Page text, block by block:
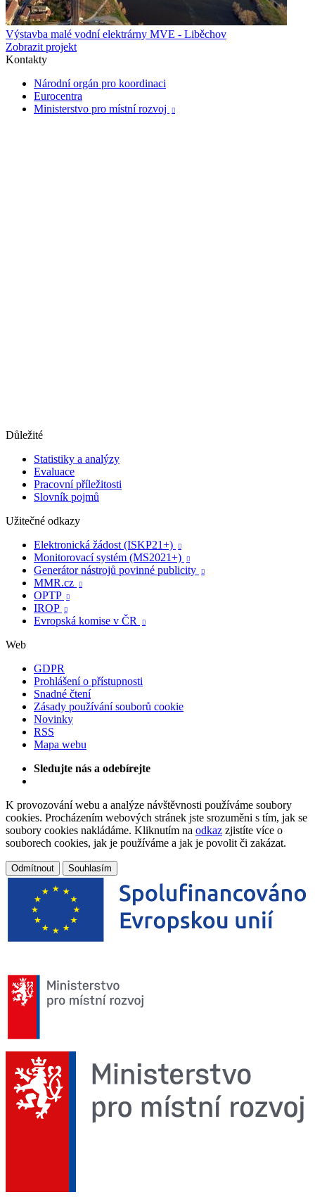
Výstavba malé vodní elektrárny MVE - Liběchov
Zobrazit projekt
Kontakty
Národní orgán pro koordinaci
Eurocentra
Ministerstvo pro místní rozvoj

Důležité
Statistiky a analýzy
Evaluace
Pracovní příležitosti
Slovník pojmů
Užitečné odkazy
Elektronická žádost (ISKP21+)

Monitorovací systém (MS2021+) 
Generátor nástrojů povinné publicity 
MMR.cz 
OPTP 
IROP 
Evropská komise v ČR 
Web
GDPR
Prohlášení o přístupnosti
Snadné čtení
Zásady používání souborů cookie
Novinky
RSS
Mapa webu
Sledujte nás a odebírejte
K provozování webu a analýze návštěvnosti používáme soubory
cookies. Procházením webových stránek jste srozuměni s tím, jak se
soubory cookies nakládáme. Kliknutím na odkaz zjistíte více o
souborech cookies, jak je používáme a jak je povolit či zakázat.
Odmítnout Souhlasím